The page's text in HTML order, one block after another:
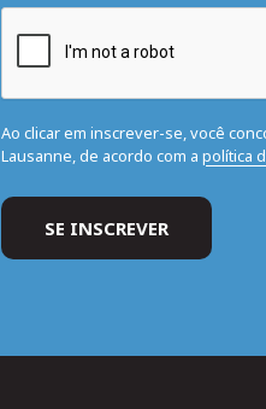
Ao clicar em inscrever-se, você
Lausanne, de acordo com a política